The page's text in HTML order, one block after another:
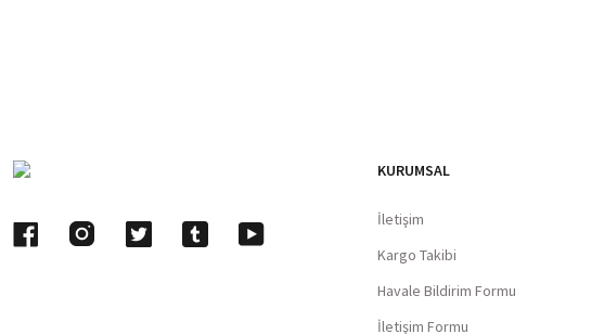
KURUMSAL
İletişim
Kargo Takibi
Havale Bildirim Formu
İletişim Formu